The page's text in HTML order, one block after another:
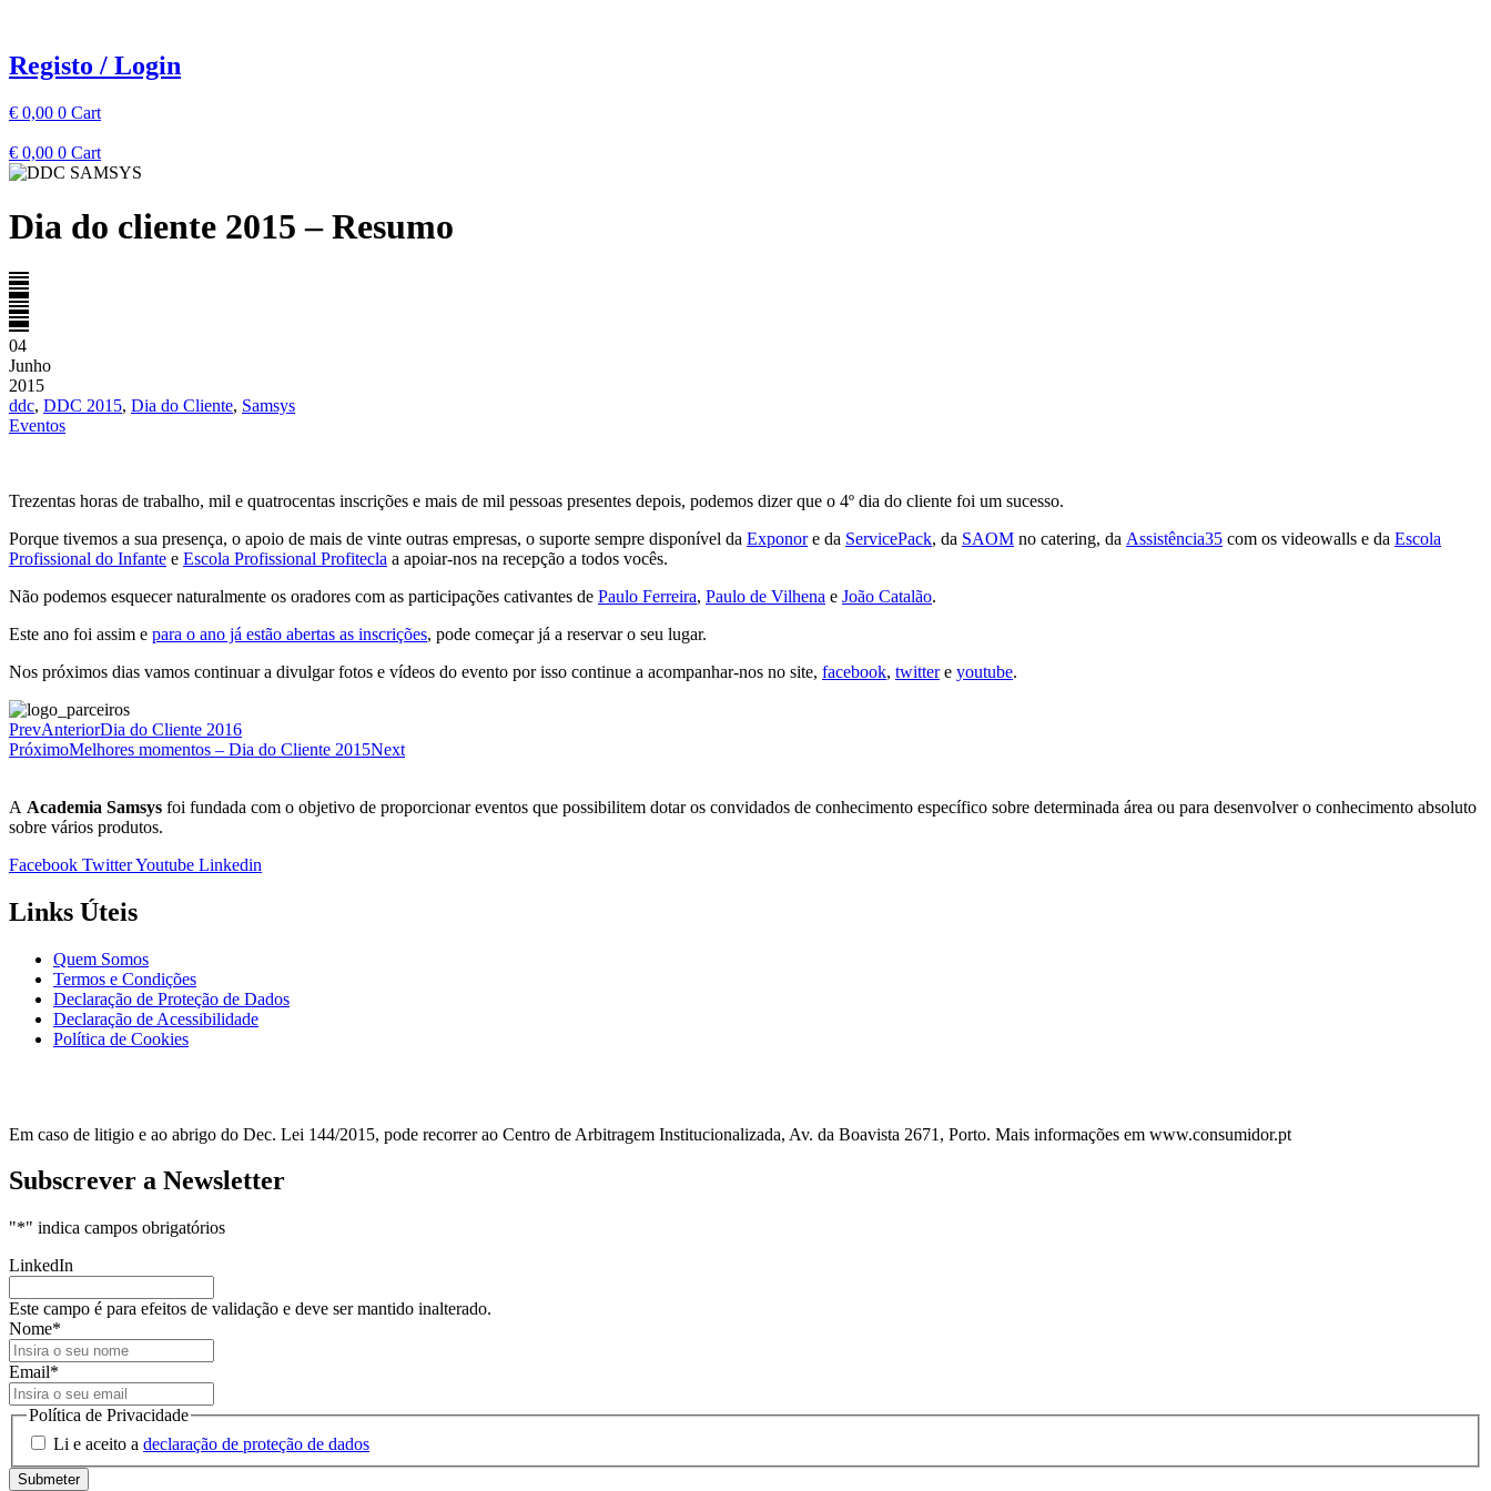
o
conteúdo
Registo / Login
€ 0,00 0 Cart
€ 0,00 0 Cart
Dia do cliente 2015 – Resumo
04
Junho
2015
ddc, DDC 2015, Dia do Cliente, Samsys
Eventos
Trezentas horas de trabalho, mil e quatrocentas inscrições e mais de mil pessoas presentes depois, podemos dizer que o 4º dia do cliente foi um sucesso.
Porque tivemos a sua presença, o apoio de mais de vinte outras empresas, o suporte sempre disponível da Exponore da ServicePack, da SAOM no catering, da Assistência35 com os videowalls e da Escola
Profissional do Infante e Escola Profissional Profitecla a apoiar-nos na recepção a todos vocês.
Não podemos esquecer naturalmente os oradores com as participações cativantes de Paulo Ferreira, Paulo de Vilhena e João Catalão.
Este ano foi assim e para o ano já estão abertas as inscrições, pode começar já a reservar o seu lugar.
Nos próximos dias vamos continuar a divulgar fotos e vídeos do evento por isso continue a acompanhar-nos no site, facebook, twittere youtube.
PrevAnteriorDia do Cliente 2016
PróximoMelhores momentos – Dia do Cliente 2015Next
A Academia Samsys foi fundada com o objetivo de proporcionar eventos que possibilitem dotar os convidados de conhecimento específico sobre determinada área ou para desenvolver o conhecimento absoluto
sobre vários produtos.
Facebook TwitterYoutube Linkedin
Links Úteis
Quem Somos
Termos e Condições
Declaração de Proteção de Dados
Declaração de Acessibilidade
Política de Cookies
Em caso de litigio e ao abrigo do Dec. Lei 144/2015, pode recorrer ao Centro de Arbitragem Institucionalizada, Av. da Boavista 2671, Porto. Mais informações em www.consumidor.pt
Subscrever a Newsletter
"*" indica campos obrigatórios
LinkedIn
Este campo é para efeitos de validação e deve ser mantido inalterado.
Nome*
Email*
Política de Privacidade
Li e aceito a declaração de proteção de dados
Submeter